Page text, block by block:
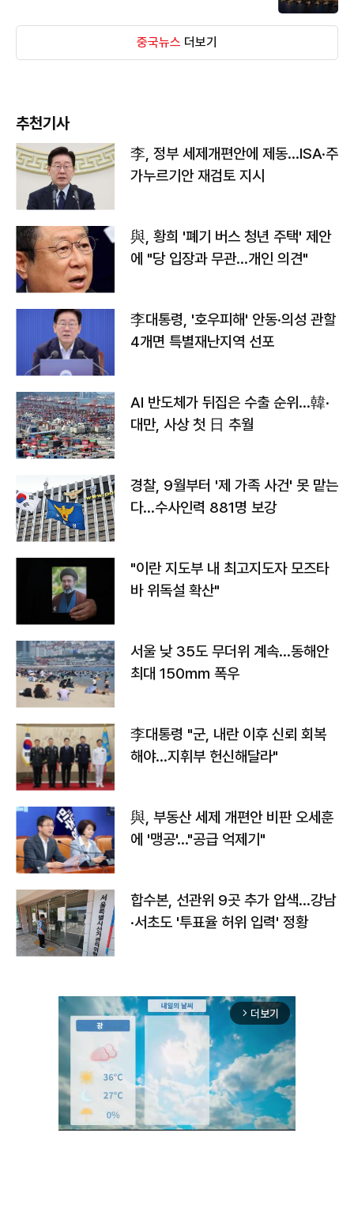
중국뉴스 더보기
추천기사
李, 정부 세제개편안에 제동…ISA·주
가누르기안 재검토 지시
與, 황희 '폐기 버스 청년 주택' 제안
에 "당 입장과 무관…개인 의견"
李대통령, '호우피해' 안동·의성 관할
4개면 특별재난지역 선포
AI 반도체가 뒤집은 수출 순위…韓·
대만, 사상 첫 日 추월
경찰, 9월부터 '제 가족 사건' 못 맡는
다…수사인력 881명 보강
"이란 지도부 내 최고지도자 모즈타
바 위독설 확산"
서울 낮 35도 무더위 계속…동해안
최대 150㎜ 폭우
李대통령 "군, 내란 이후 신뢰 회복
해야…지휘부 헌신해달라"
與, 부동산 세제 개편안 비판 오세훈
에 '맹공'…"공급 억제기"
합수본, 선관위 9곳 추가 압색…강남
·서초도 '투표율 허위 입력' 정황
arrow_forward_ios 더보기